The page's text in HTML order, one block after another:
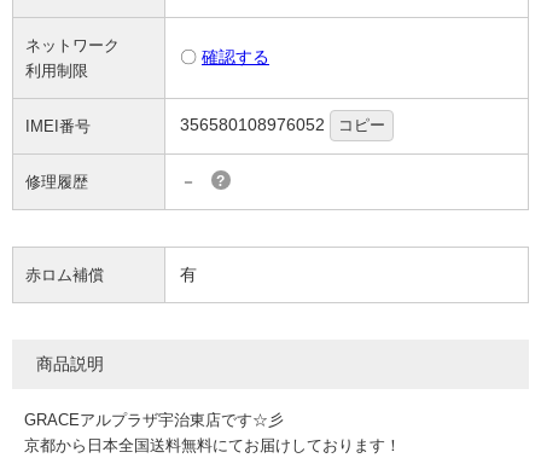
ネットワーク
利用制限
〇 確認する
IMEI番号 356580108976052 コピー
修理履歴 － ?
赤ロム補償 有
商品説明
GRACEアルプラザ宇治東店です☆彡
京都から日本全国送料無料にてお届けしております！